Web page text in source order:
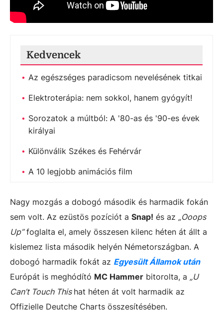
Kedvencek
Az egészséges paradicsom nevelésének titkai
Elektroterápia: nem sokkol, hanem gyógyít!
Sorozatok a múltból: A '80-as és '90-es évek
királyai
Különválik Székes és Fehérvár
A 10 legjobb animációs film
Nagy mozgás a dobogó második és harmadik fokán
sem volt. Az ezüstös pozíciót a Snap! és az „Ooops
Up”foglalta el, amely összesen kilenc héten át állt a
kislemez lista második helyén Németországban. A
dobogó harmadik fokát az Egyesült Államok után
Európát is meghódító MC Hammer bitorolta, a „U
Can’t Touch This hat héten át volt harmadik az
Offizielle Deutche Charts összesítésében.